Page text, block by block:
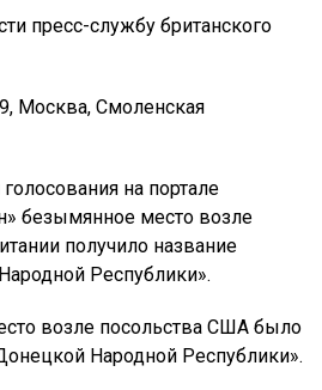
пресс-службу британского
Москва, Смоленская
на портале
безымянное место возле
получило название
Республики».
возле посольства США было
Народной Республики».